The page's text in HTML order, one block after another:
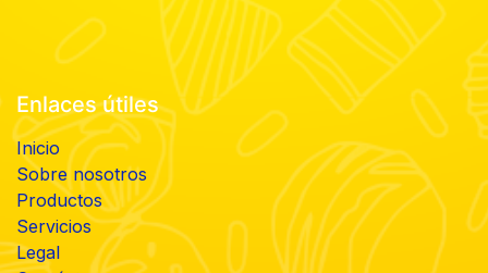
Enlaces útiles
Inicio
Sobre nosotros
Productos
Servicios
Legal